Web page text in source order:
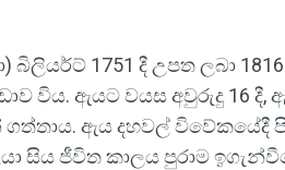
බිලියර්ට් 1751 දී උපත ලබා
විය. ඇයට වයස අවුරුදු 16 දී,
ගත්තාය. ඇය දහවල්
සිය ජීවිත කාලය පුරාම